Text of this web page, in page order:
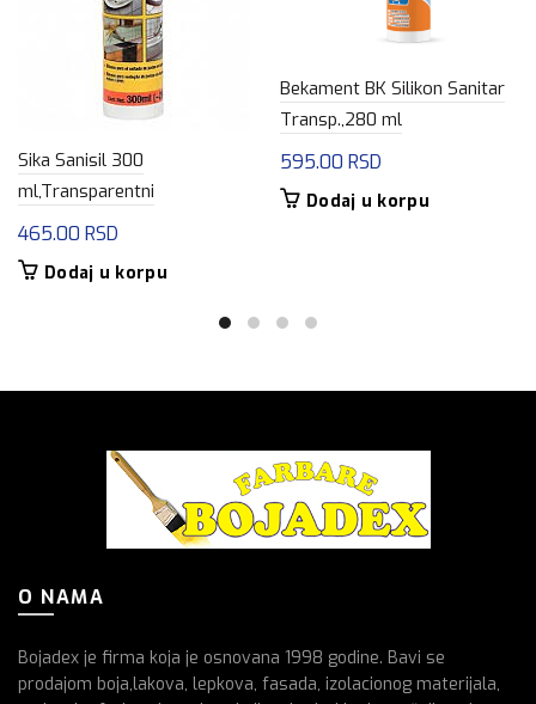
Sika Sanisil 300
ml,Transparentni
465.00 RSD
Dodaj u korpu
Bekament BK Silikon Sanitar
Transp.,280 ml
595.00 RSD
Dodaj u korpu
O NAMA
Bojadex je firma koja je osnovana 1998 godine. Bavi se
prodajom boja,lakova, lepkova, fasada, izolacionog materijala,